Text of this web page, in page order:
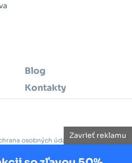
Zavrieť reklamu
Blog
Kontakty
osobných údajov
Cookie policy